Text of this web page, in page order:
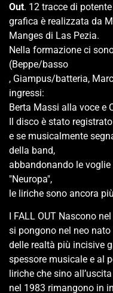
Out. 12 tracce di
grafica è realizzata da
Manges di Las Pezia.
Nella formazione ci
(Beppe/basso
, Giampus/batteria,
ingressi:
Berta Massi alla voce e
Il disco è stato
e se musicalmente
della band,
abbandonando le voglie
"Neuropa",
le liriche sono ancora
I FALL OUT Nascono
si pongono nel neo
delle realtà più incisive
spessore musicale e al
liriche che sino
nel 1983 rimangono in